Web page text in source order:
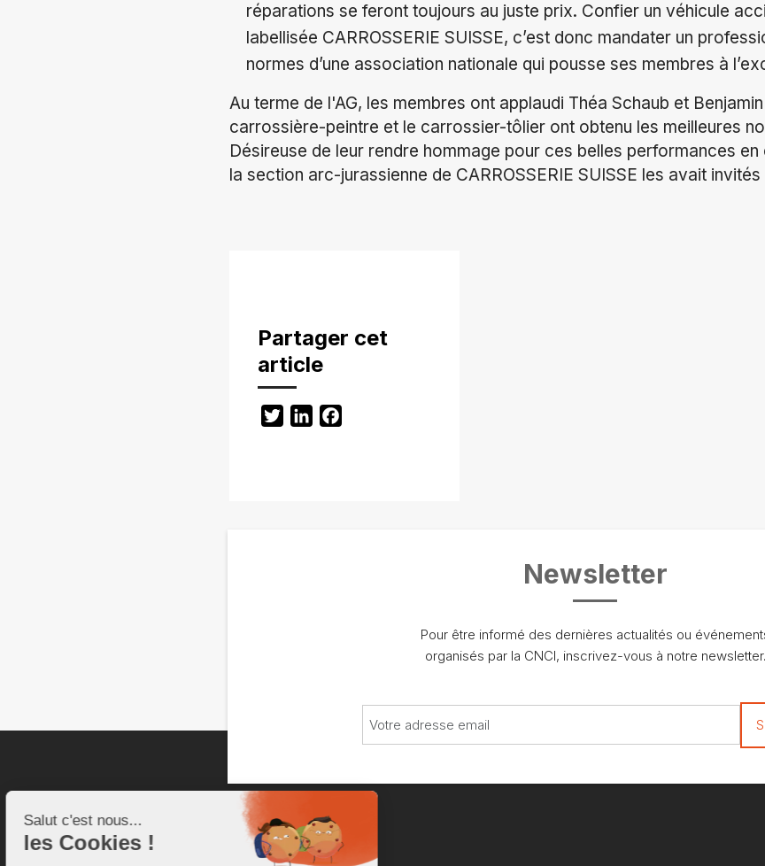
réparations se feront toujours au juste prix. Confier un véhicule
labellisée CARROSSERIE SUISSE, c’est donc mandater un
normes d’une association nationale qui pousse ses membres à
Au terme de l'AG, les membres ont applaudi Théa Schaub et
carrossière-peintre et le carrossier-tôlier ont obtenu les meilleures
Désireuse de leur rendre hommage pour ces belles performances
la section arc-jurassienne de CARROSSERIE SUISSE les avait
Partager cet
article
TwitterLinkedIn
Newsletter
Pour être informé des dernières actualités ou
organisés par la CNCI, inscrivez-vous à notre newsletter.